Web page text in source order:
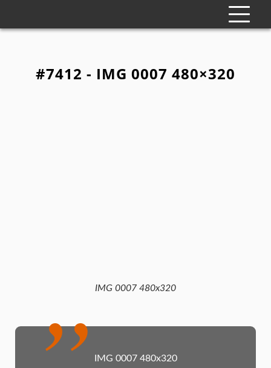
#7412 - IMG 0007 480×320
IMG 0007 480x320
IMG 0007 480x320